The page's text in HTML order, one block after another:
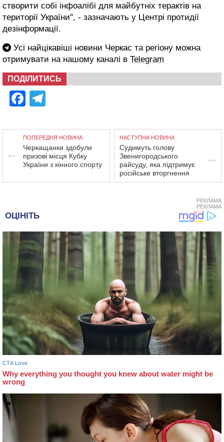
створити собі інфоалібі для майбутніх терактів на
території України", - зазначають у Центрі протидії
дезінформації.
Усі найцікавіші новини Черкас та регіону можна
отримувати на нашому каналі в Telegram
ПОДІЛИТИСЬ
Facebook
ПОПЕРЕДНЯ НОВИНА
Черкащанки здобули
призові місця Кубку
України з кінного спорту
НАСТУПНА НОВИНА
Судимуть голову
Звенигородського
райсуду, яка підтримує
російське вторгнення
РЕКЛАМА
РЕКЛАМА